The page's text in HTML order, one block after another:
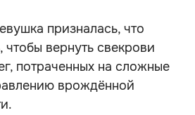
призналась, что
чтобы вернуть свекрови
потраченных на сложные
врождённой